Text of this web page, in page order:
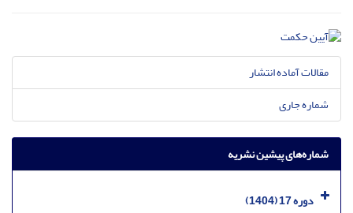
مقالات آماده انتشار
شماره جاری
شماره‌های پیشین نشریه
دوره 17 (1404)